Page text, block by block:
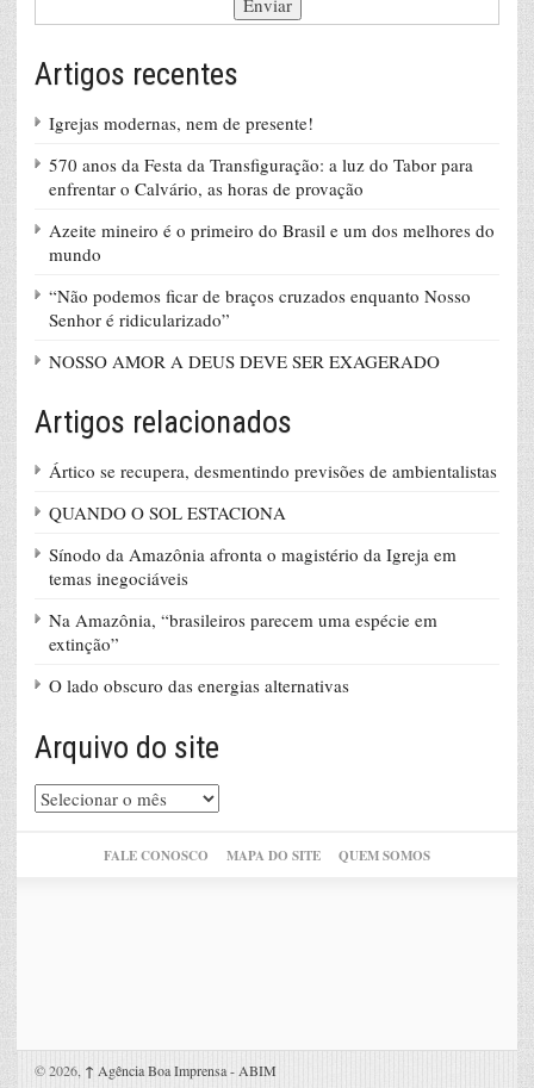
Artigos recentes
Igrejas modernas, nem de presente!
570 anos da Festa da Transfiguração: a luz do Tabor para
enfrentar o Calvário, as horas de provação
Azeite mineiro é o primeiro do Brasil e um dos melhores do
mundo
“Não podemos ficar de braços cruzados enquanto Nosso
Senhor é ridicularizado”
NOSSO AMOR A DEUS DEVE SER EXAGERADO
Artigos relacionados
Ártico se recupera, desmentindo previsões de ambientalistas
QUANDO O SOL ESTACIONA
Sínodo da Amazônia afronta o magistério da Igreja em
temas inegociáveis
Na Amazônia, “brasileiros parecem uma espécie em
extinção”
O lado obscuro das energias alternativas
Arquivo do site
Arquivo
do
FALE CONOSCO MAPA DO SITE QUEM SOMOS
© 2026, ↑ Agência Boa Imprensa - ABIM